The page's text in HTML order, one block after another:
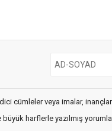
cümleler veya imalar,
harflerle yazılmış